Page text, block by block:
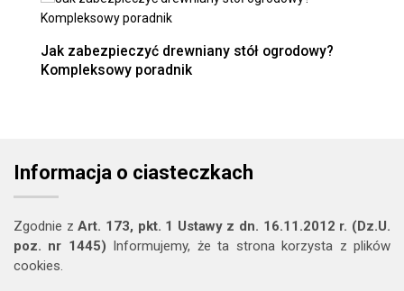
Jak zabezpieczyć drewniany stół ogrodowy?
Kompleksowy poradnik
Informacja o ciasteczkach
Zgodnie zArt. 173, pkt. 1 Ustawy z dn. 16.11.2012 r. (Dz.U.
poz. nr 1445) Informujemy, że ta strona korzysta z plików
cookies.